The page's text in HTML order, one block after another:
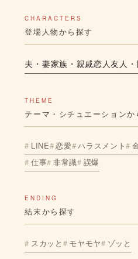
CHARACTERS
登場人物から探す
夫・妻家族・親戚恋人友人・
THEME
テーマ・シチュエーションか
LINE 恋愛 ハラスメント
仕事 非常識 誤爆
ENDING
結末から探す
スカッと モヤモヤ ゾッと